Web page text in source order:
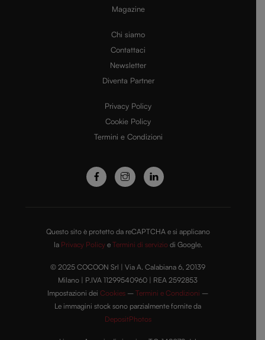
i
d
e
Magazine
Chi siamo
Contattaci
Newsletter
Diventa Partner
Privacy Policy
Cookie Policy
Termini e Condizioni
Questo sito è protetto da reCAPTCHA e si applicano
la Privacy Policye Termini di serviziodi Google.
© 2025 COCOON Srl | Via A. Calabiana 6, 20139
Milano | P.IVA 11299540960 | REA 2592853
Impostazioni deiCookies –Termini e Condizioni –
Le immagini stock sono parzialmente fornite da
DepositPhotos